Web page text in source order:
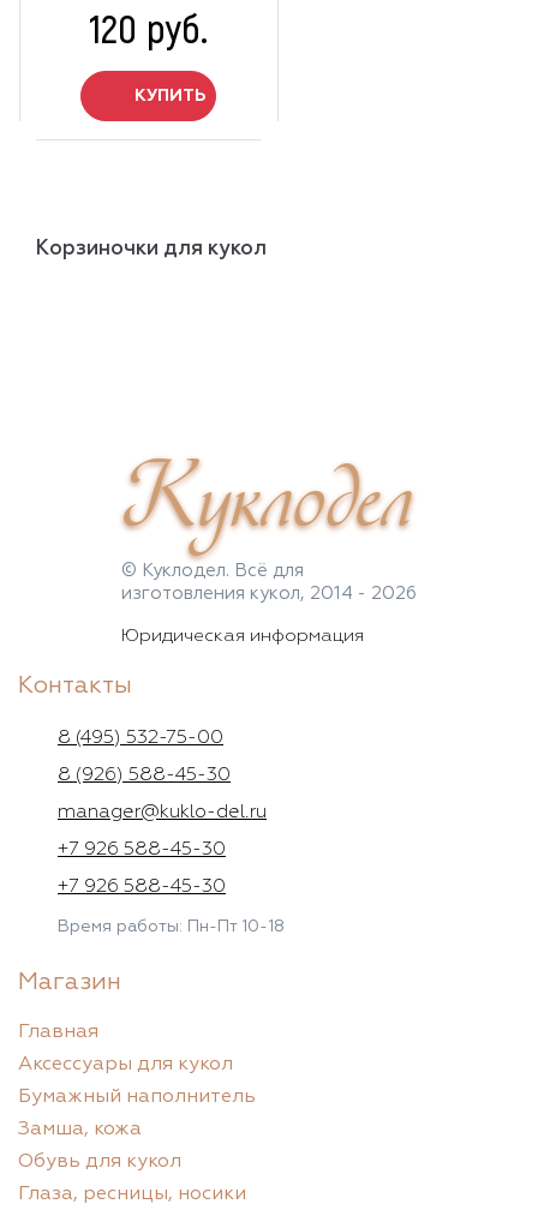
120 руб.
КУПИТЬ
Корзиночки для кукол
Куклодел
© Куклодел. Всё для
изготовления кукол, 2014 - 2026
Юридическая информация
Контакты
8 (495) 532-75-00
8 (926) 588-45-30
manager@kuklo-del.ru
+7 926 588-45-30
+7 926 588-45-30
Время работы: Пн-Пт 10-18
Магазин
Главная
Аксессуары для кукол
Бумажный наполнитель
Замша, кожа
Обувь для кукол
Глаза, ресницы, носики